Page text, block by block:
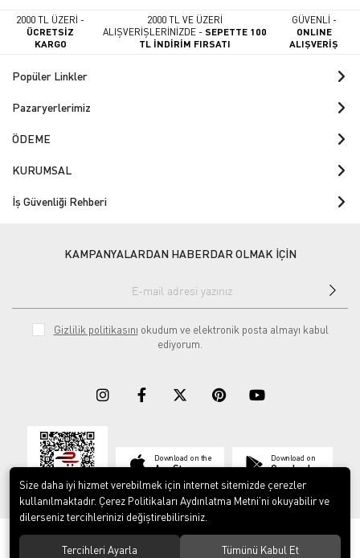
2000 TL ÜZERİ -
ÜCRETSİZ
KARGO
2000 TL VE ÜZERİ
ALIŞVERİŞLERİNİZDE -SEPETTE 100
TL İNDİRİM FIRSATI
GÜVENLİ -
ONLINE
ALIŞVERİŞ
Popüler Linkler
Pazaryerlerimiz
ÖDEME
KURUMSAL
İş Güvenliği Rehberi
KAMPANYALARDAN HABERDAR OLMAK İÇİN
Gizlilik politikasını okudum ve elektronik posta almayı kabul
ediyorum.
Download on the
App Store
Download on
Google play
© 2023ERY İş Güvenliği Ekipmanları. Tüm hakları saklıdır.
Size daha iyi hizmet verebilmek için internet sitemizde çerezler
kullanılmaktadır. Çerez Politikaları Aydınlatma Metni’ni okuyabilir ve
dilerseniz tercihlerinizi değiştirebilirsiniz.
Tercihleri Ayarla Tümünü Kabul Et